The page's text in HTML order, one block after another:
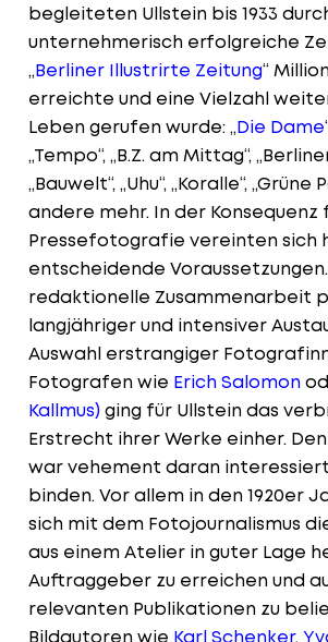
begleiteten Ullstein bis 1933
unternehmerisch erfolgreiche
„Berliner Illustrirte Zeitung“
erreichte und eine Vielzahl
Leben gerufen wurde: „Die Dame
„Tempo“, „B.Z. am Mittag“,
„Bauwelt“, „Uhu“, „Koralle“, „Grüne
andere mehr. In der Konsequenz
Pressefotografie vereinten sich
entscheidende
redaktionelle Zusammenarbeit
langjähriger und intensiver
Auswahl erstrangiger
Fotografen wie Erich Salomon
Kallmus) ging für Ullstein das
Erstrecht ihrer Werke einher.
war vehement daran
binden. Vor allem in den 1920er
sich mit dem Fotojournalismus
aus einem Atelier in guter Lage
Auftraggeber zu erreichen und
relevanten Publikationen zu
Bildautoren wie Karl Schenker,